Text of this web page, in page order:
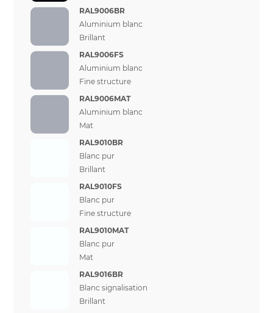
RAL9006BR
Aluminium blanc
Brillant
RAL9006FS
Aluminium blanc
Fine structure
RAL9006MAT
Aluminium blanc
Mat
RAL9010BR
Blanc pur
Brillant
RAL9010FS
Blanc pur
Fine structure
RAL9010MAT
Blanc pur
Mat
RAL9016BR
Blanc signalisation
Brillant